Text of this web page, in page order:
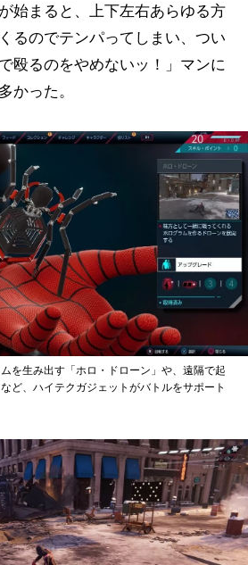
始まると、上下左右あらゆる方
るのでテンパってしまい、つい
殴るのをやめないッ！」マンに
かった。
を生み出す「ホロ・ドローン」や、遠隔で起
ど、ハイテクガジェットがバトルをサポート